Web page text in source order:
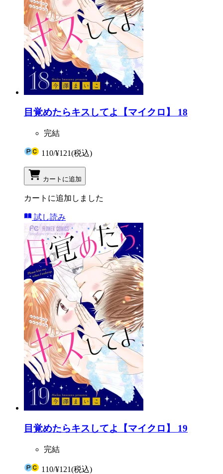
目覚めたらキスしてよ【マイクロ】 18
完結
110/¥121(税込)
カートに追加
カートに追加しました
試し読み
目覚めたらキスしてよ【マイクロ】 19
完結
110/¥121(税込)